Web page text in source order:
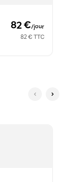
82 €/jour
82 € TTC